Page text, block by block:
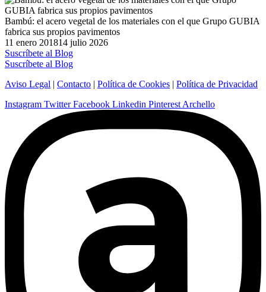
Bambú: el acero vegetal de los materiales con el que Grupo GUBIA
fabrica sus propios pavimentos
Posted
on
11 enero 201814 julio 2026
Suscríbete al Blog
Suscríbete al Blog
Aviso Legal | Contacto | Política de Cookies | Política de Privacidad
Instagram Twitter Facebook Linkedin Pinterest Archello